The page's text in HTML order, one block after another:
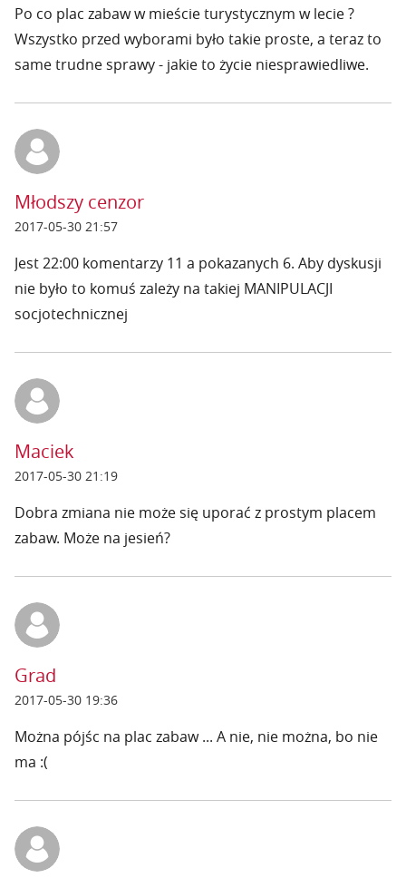
Po co plac zabaw w mieście turystycznym w lecie ?
Wszystko przed wyborami było takie proste, a teraz to
same trudne sprawy - jakie to życie niesprawiedliwe.
Młodszy cenzor
2017-05-30 21:57
Jest 22:00 komentarzy 11 a pokazanych 6. Aby dyskusji
nie było to komuś zależy na takiej MANIPULACJI
socjotechnicznej
Maciek
2017-05-30 21:19
Dobra zmiana nie może się uporać z prostym placem
zabaw. Może na jesień?
Grad
2017-05-30 19:36
Można pójśc na plac zabaw ... A nie, nie można, bo nie
ma :(